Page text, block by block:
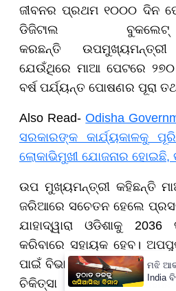
ଜୀବନର ପ୍ରଥମ ୧୦୦୦ ଦିନ
ଡିଜିଟାଲ
କରଛନ୍ତି ଉପମୁଖ୍ୟମନ୍ତ୍ରୀ
ଯେଉଁଥିରେ ମାଆ ପେଟରେ
ବର୍ଷ ପର୍ଯ୍ୟନ୍ତ ପୋଷଣର ପୂରା
Also Read-Odisha
ସରକାରଙ୍କ କାର୍ଯ୍ୟକାଳକୁ
ଲୋକାଭିମୁଖୀ ଯୋଜନାର ହୋଇଛି,
ଉପ ମୁଖ୍ୟମନ୍ତ୍ରୀ କହିଛନ୍ତି
ଜରିଆରେ ସଚେତନ ହେଲେ
ଯାହାଦ୍ୱାରା ଓଡିଶାକୁ
କରିବାରେ ସହାୟକ ହେବ।
ପାଇଁ ବିଭାଗ ମିଶନ ମୋଡରେ କାମ
ଚିକିତ୍ସା କରାଇବାରେ ବିଭାଗର
ମଝି
India